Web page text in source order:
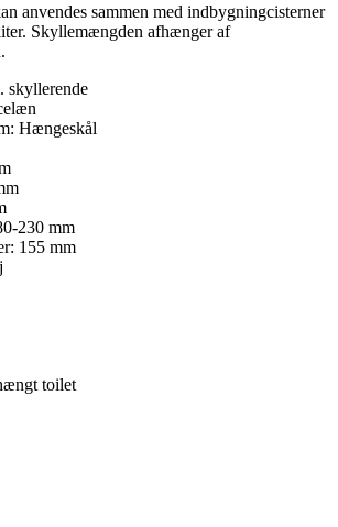
anvendes sammen med indbygningcisterner
Skyllemængden afhænger af
skyllerende
Hængeskål
230 mm
155 mm
toilet